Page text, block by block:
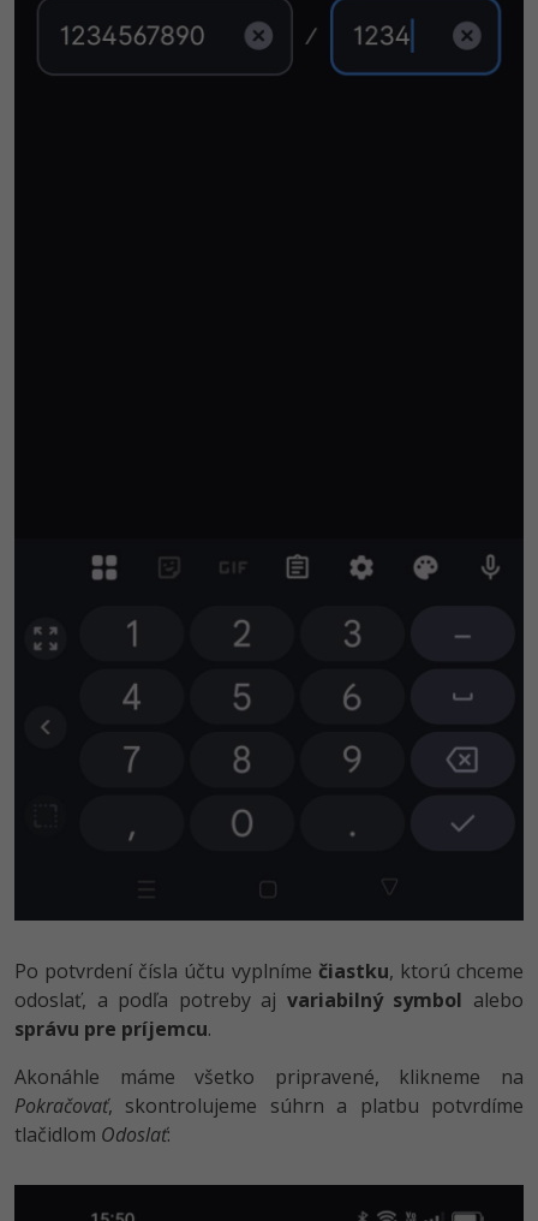
Po potvrdení čísla účtu vyplníme čiastku, ktorú chceme
odoslať, a podľa potreby aj variabilný symbol alebo
správu pre príjemcu.
Akonáhle máme všetko pripravené, klikneme na
Pokračovať, skontrolujeme súhrn a platbu potvrdíme
tlačidlom Odoslať: